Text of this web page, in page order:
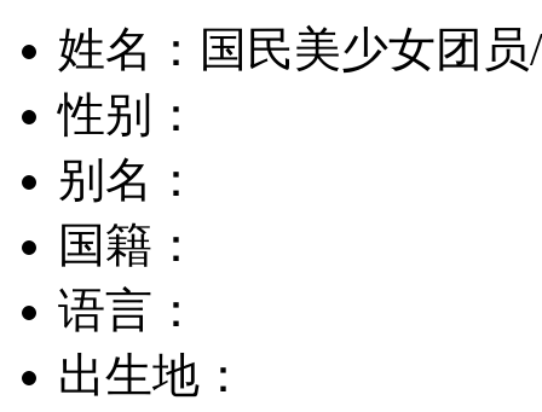
姓名：国民美少女团员
性别：
别名：
国籍：
语言：
出生地：